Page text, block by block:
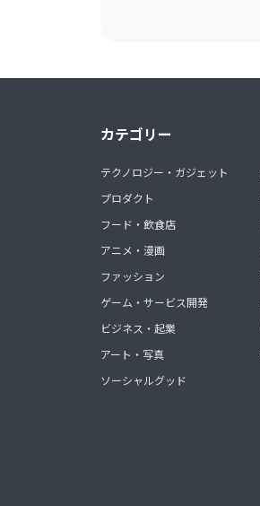
カテゴリー
テクノロジー・ガジェット
プロダクト
フード・飲食店
アニメ・漫画
ファッション
ゲーム・サービス開発
ビジネス・起業
アート・写真
ソーシャルグッド